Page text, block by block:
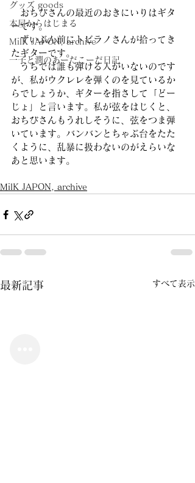
グッズ goods
本屋からはじまる
MilK JAPON, archive
一子と潤のあーだこーだ日記
おちびさんの最近のおきにいりはギタ
ーです。
ずいぶん前にトビラノさんが拾ってき
たギターです。
うちでは誰も弾ける人がいないのです
が、私がウクレレを弾くのを見ているか
らでしょうか、ギターを指さして「どー
じょ」と言います。私が弦をはじくと、
おちびさんもうれしそうに、弦をつま弾
いています。バンバンとちゃぶ台をたた
くように、乱暴に扱わないのがえらいな
あと思います。
MilK JAPON, archive
最新記事 すべて表示